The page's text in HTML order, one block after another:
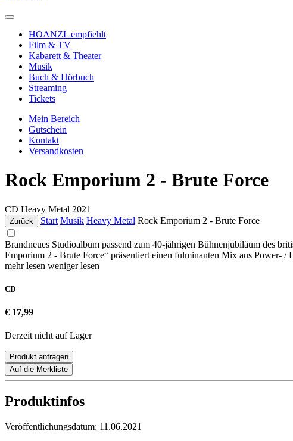
HOANZL empfiehlt
Film & TV
Kabarett & Theater
Musik
Buch & Hörbuch
Streaming
Tickets
Mein Bereich
Gutschein
Kontakt
Versandkosten
Rock Emporium 2 - Brute Force
CD Heavy Metal 2021
Zurück Start Musik Heavy Metal Rock Emporium 2 - Brute Force
Brandneues Studioalbum passend zum 40-jährigen Bühnenjubiläum
Emporium 2 - Brute Force“ präsentiert einen fulminanten Mix aus
mehr lesen weniger lesen
CD
€ 17,99
Derzeit nicht auf Lager
Produkt anfragen
Auf die Merkliste
Produktinfos
Veröffentlichungsdatum: 11.06.2021